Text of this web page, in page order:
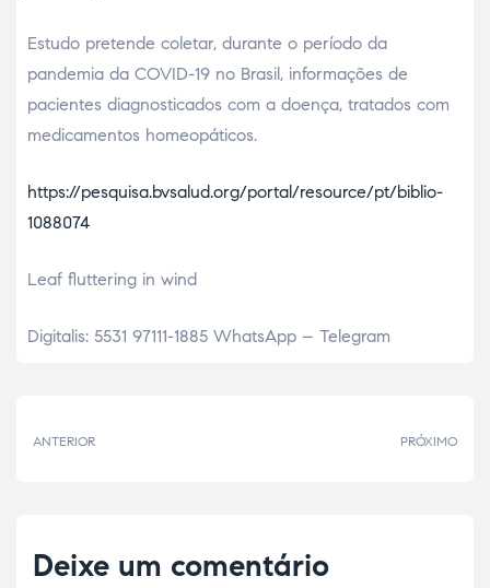
Estudo pretende coletar, durante o período da
pandemia da COVID-19 no Brasil, informações de
pacientes diagnosticados com a doença, tratados com
medicamentos homeopáticos.
https://pesquisa.bvsalud.org/portal/resource/pt/biblio-
1088074
Leaf fluttering in wind
Digitalis: 5531 97111-1885 WhatsApp – Telegram
ANTERIOR PRÓXIMO
Deixe um comentário